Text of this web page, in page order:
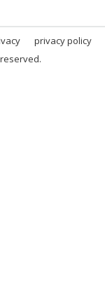
privacy policy